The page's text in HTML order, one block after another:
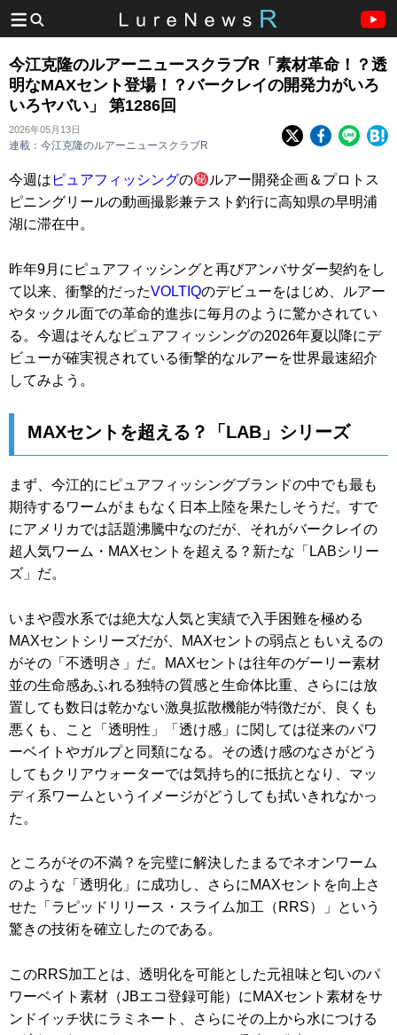
今江克隆のルアーニュースクラブR「素材革命！？透
明なMAXセント登場！？バークレイの開発力がいろ
いろヤバい」 第1286回
2026年05月13日
連載：今江克隆のルアーニュースクラブR
今週は ピュアフィッシングの
ルアー開発企画＆プロトス
ピニングリールの動画撮影兼テスト釣行に高知県の早明浦
湖に滞在中。
昨年9月にピュアフィッシングと再びアンバサダー契約をし
て以来、衝撃的だったVOLTIQのデビューをはじめ、ルアー
やタックル面での革命的進歩に毎月のように驚かされてい
る。今週はそんなピュアフィッシングの2026年夏以降にデ
ビューが確実視されている衝撃的なルアーを世界最速紹介
してみよう。
MAXセントを超える？「LAB」シリーズ
まず、今江的にピュアフィッシングブランドの中でも最も
期待するワームがまもなく日本上陸を果たしそうだ。すで
にアメリカでは話題沸騰中なのだが、それがバークレイの
超人気ワーム・MAXセントを超える？新たな「LABシリー
ズ」だ。
いまや霞水系では絶大な人気と実績で入手困難を極める
MAXセントシリーズだが、MAXセントの弱点ともいえるの
がその「不透明さ」だ。MAXセントは往年のゲーリー素材
並の生命感あふれる独特の質感と生命体比重、さらには放
置しても数日は乾かない激臭拡散機能が特徴だが、良くも
悪くも、こと「透明性」「透け感」に関しては従来のパワ
ーベイトやガルプと同類になる。その透け感のなさがどう
してもクリアウォーターでは気持ち的に抵抗となり、マッ
ディ系ワームというイメージがどうしても拭いきれなかっ
た。
ところがその不満？を完璧に解決したまるでネオンワーム
のような「透明化」に成功し、さらにMAXセントを向上さ
せた「ラピッドリリース・スライム加工（RRS）」という
驚きの技術を確立したのである。
このRRS加工とは、透明化を可能とした元祖味と匂いのパ
ワーベイト素材（JBエコ登録可能）にMAXセント素材をサ
ンドイッチ状にラミネート、さらにその上から水につける